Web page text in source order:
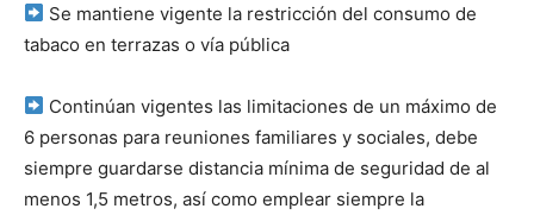
Se mantiene vigente la restricción del consumo de
tabaco en terrazas o vía pública
Continúan vigentes las limitaciones de un máximo de
6 personas para reuniones familiares y sociales, debe
siempre guardarse distancia mínima de seguridad de al
menos 1,5 metros, así como emplear siempre la